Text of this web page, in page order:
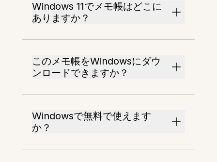
Windows 11でメモ帳はどこに
ありますか？
このメモ帳をWindowsにダウ
ンロードできますか？
Windowsで無料で使えます
か？